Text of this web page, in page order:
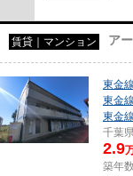
賃貸｜マンション ア
東金線
東金線
東金線
千葉
2.9
築年